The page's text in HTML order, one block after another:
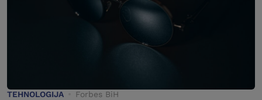
TEHNOLOGIJA Forbes BiH